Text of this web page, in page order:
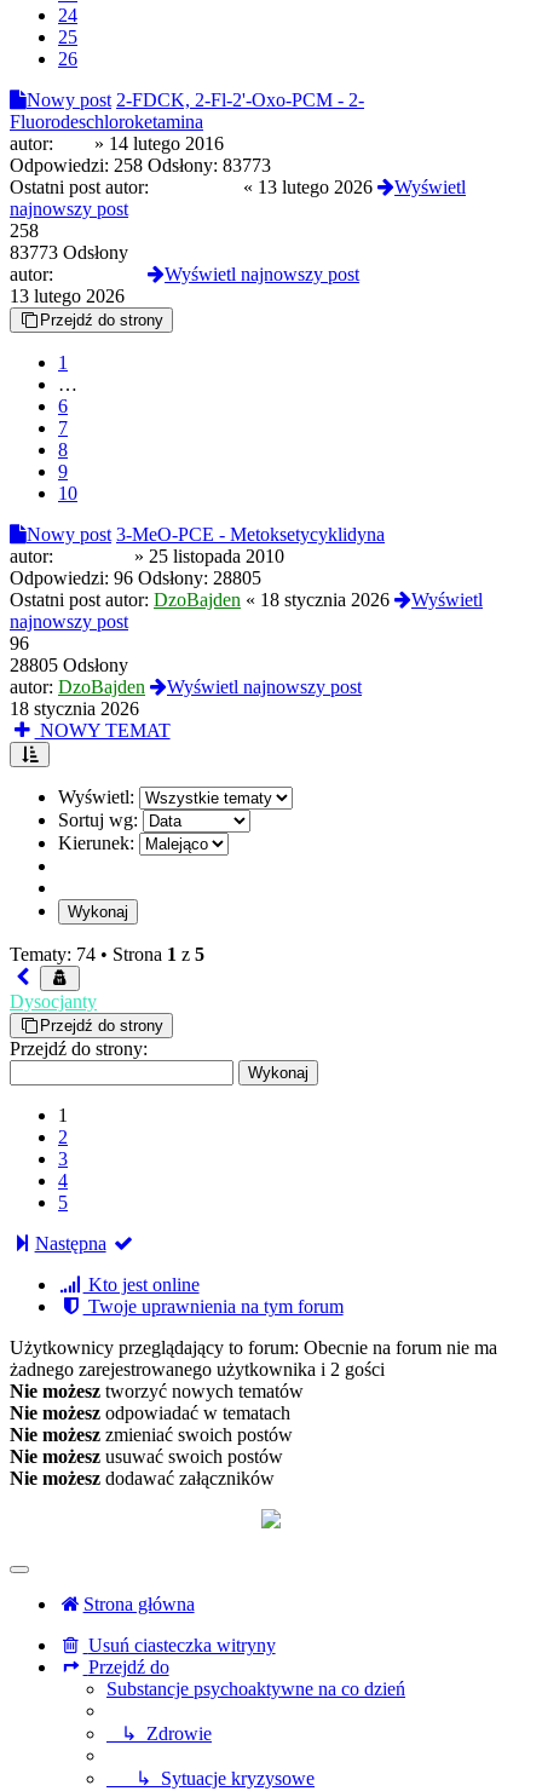
24
25
26
Nowy post 2-FDCK, 2-Fl-2'-Oxo-PCM - 2-
Fluorodeschloroketamina
autor:
» 14 lutego 2016
Odpowiedzi: 258 Odsłony: 83773
Ostatni post autor:
« 13 lutego 2026
Wyświetl
najnowszy post
258
83773 Odsłony
autor:
Wyświetl najnowszy post
13 lutego 2026
Przejdź do strony
1
…
6
7
8
9
10
Nowy post 3-MeO-PCE - Metoksetycyklidyna
autor:
» 25 listopada 2010
Odpowiedzi: 96 Odsłony: 28805
Ostatni post autor: DzoBajden « 18 stycznia 2026
Wyświetl
najnowszy post
96
28805 Odsłony
autor: DzoBajden
Wyświetl najnowszy post
18 stycznia 2026
NOWY TEMAT
Wyświetl:
Sortuj wg:
Kierunek:
Tematy: 74 • Strona 1 z 5
Dysocjanty
Przejdź do strony
Przejdź do strony:
1
2
3
4
5
Następna
Kto jest online
Twoje uprawnienia na tym forum
Użytkownicy przeglądający to forum: Obecnie na forum nie ma
żadnego zarejestrowanego użytkownika i 2 gości
Nie możesz tworzyć nowych tematów
Nie możesz odpowiadać w tematach
Nie możesz zmieniać swoich postów
Nie możesz usuwać swoich postów
Nie możesz dodawać załączników
Strona główna
Usuń ciasteczka witryny
Przejdź do
Substancje psychoaktywne na co dzień
↳ Zdrowie
↳ Sytuacje kryzysowe